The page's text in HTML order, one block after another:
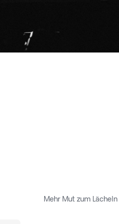
Mehr Mut zum Lächeln